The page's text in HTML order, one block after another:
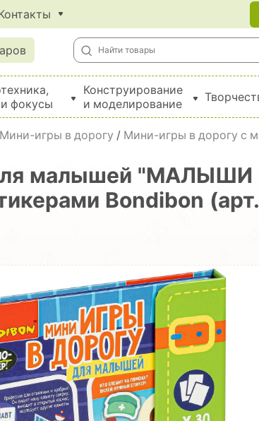
фокусы
Конструирование
и моделирование
Мини-игры в дорогу / Мини-игры в дорогу с
малышей
Bondibon